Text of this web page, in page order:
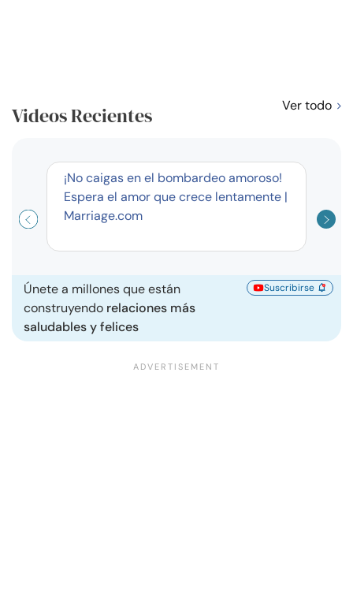
Videos Recientes Ver todo
¡No caigas en el bombardeo amoroso!
Espera el amor que crece lentamente |
Marriage.com
Únete a millones que están
construyendo relaciones más
saludables y felices
Suscribirse